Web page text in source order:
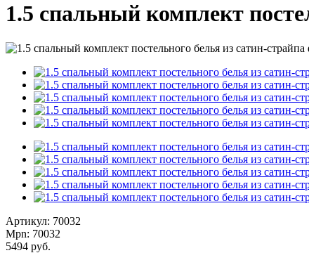
1.5 спальный комплект
Артикул: 70032
Mpn: 70032
5494 руб.